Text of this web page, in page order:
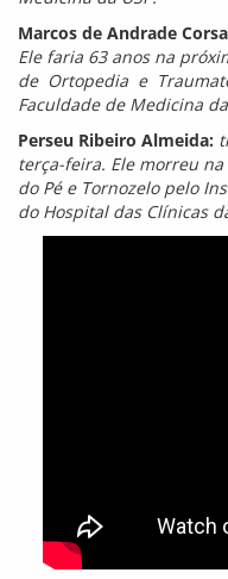
Marcos de Andrade
Ele faria 63 anos na
de Ortopedia e
Faculdade de Medicina
Perseu Ribeiro Almeida:
terça-feira. Ele morreu
do Pé e Tornozelo pelo
do Hospital das Clínicas